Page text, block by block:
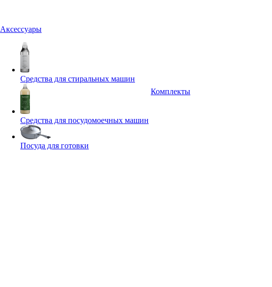
Аксессуары
Средства для стиральных машин
Средства для посудомоечных машин
Посуда для готовки
Комплекты